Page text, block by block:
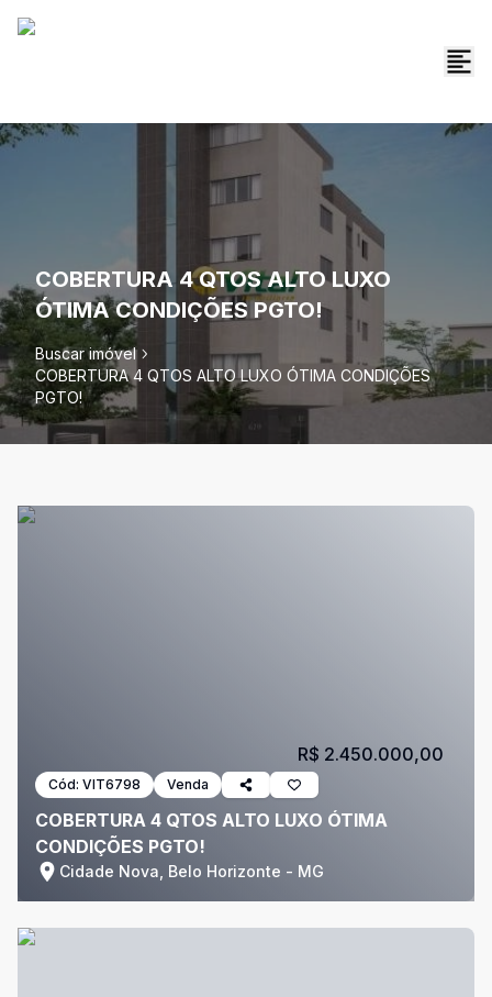
COBERTURA 4 QTOS ALTO LUXO
ÓTIMA CONDIÇÕES PGTO!
Buscar imóvel
COBERTURA 4 QTOS ALTO LUXO ÓTIMA CONDIÇÕES
PGTO!
Cód: VIT6798 Venda
COBERTURA 4 QTOS ALTO LUXO ÓTIMA
CONDIÇÕES PGTO!
Cidade Nova, Belo Horizonte - MG
R$ 2.450.000,00